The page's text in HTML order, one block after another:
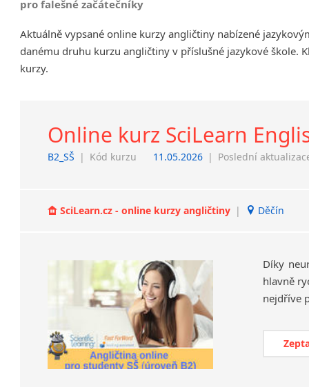
Děčín
Hodonín
Prostějov
Sedlčany
Tišnov
pro falešné začátečníky
Aktuálně vypsané online kurzy angličtiny nabízené
danému druhu kurzu angličtiny v příslušné jazykové škole.
kurzy.
Online kurz SciLearn
B2_SŠ | Kód kurzu 11.05.2026 | Poslední
SciLearn.cz - online kurzy angličtiny | Děčín
Díky
hlavně